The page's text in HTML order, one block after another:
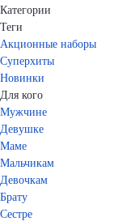
Категории
Теги
Акционные наборы
Суперхиты
Новинки
Для кого
Мужчине
Девушке
Маме
Мальчикам
Девочкам
Брату
Сестре